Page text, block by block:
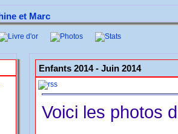
Enfants 2014 - Juin 2014
Voici les photos